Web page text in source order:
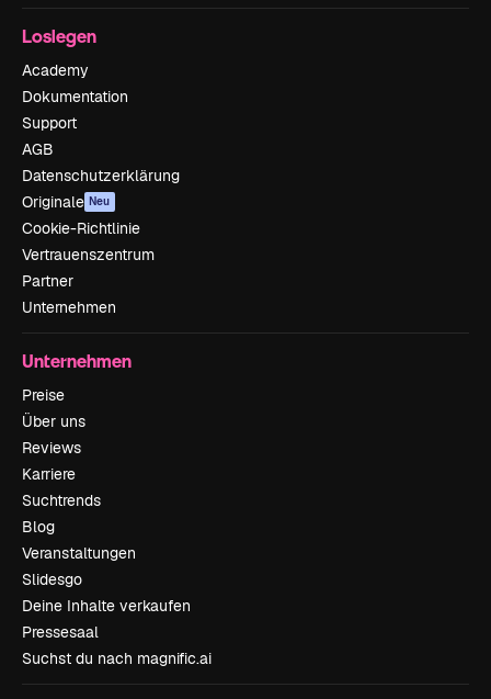
Loslegen
Academy
Dokumentation
Support
AGB
Datenschutzerklärung
Originale Neu
Cookie-Richtlinie
Vertrauenszentrum
Partner
Unternehmen
Unternehmen
Preise
Über uns
Reviews
Karriere
Suchtrends
Blog
Veranstaltungen
Slidesgo
Deine Inhalte verkaufen
Pressesaal
Suchst du nach magnific.ai